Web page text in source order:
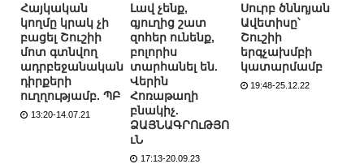
Հայկական
կողմը կրակ չի
բացել Շուշիի
մոտ գտնվող
ադրբեջանական
դիրքերի
ուղղությամբ. ՊԲ
13:20-14.07.21
Լավ չենք,
գյուղից շատ
զոհեր ունենք,
բոլորիս
տարհանել են.
Վերին
Հոռաթաղի
բնակիչ.
ՁԱՅՆԱԳՐՈւԹՅՈ
ւՆ
17:13-20.09.23
Սուրբ ծննդյան
Ավետիսը՝
Շուշիի
երգչախմբի
կատարմամբ
19:48-25.12.22